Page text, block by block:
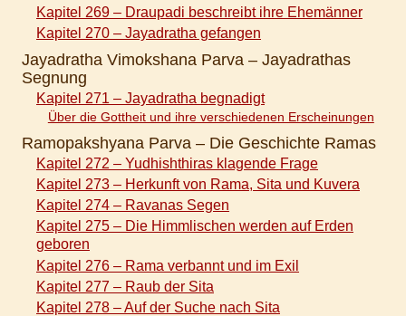
Kapitel 269 – Draupadi beschreibt ihre Ehemänner
Kapitel 270 – Jayadratha gefangen
Jayadratha Vimokshana Parva – Jayadrathas
Segnung
Kapitel 271 – Jayadratha begnadigt
Über die Gottheit und ihre verschiedenen Erscheinungen
Ramopakshyana Parva – Die Geschichte Ramas
Kapitel 272 – Yudhishthiras klagende Frage
Kapitel 273 – Herkunft von Rama, Sita und Kuvera
Kapitel 274 – Ravanas Segen
Kapitel 275 – Die Himmlischen werden auf Erden
geboren
Kapitel 276 – Rama verbannt und im Exil
Kapitel 277 – Raub der Sita
Kapitel 278 – Auf der Suche nach Sita